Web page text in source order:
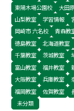
東陽木場公園校
大田
山梨教室
学習情報
岡崎市 六名校
青森教
徳島教室
北海道教室
千葉教室
茨城教室
富山教室
福井教室
大阪教室
兵庫教室
福岡教室
佐賀教室
未分類